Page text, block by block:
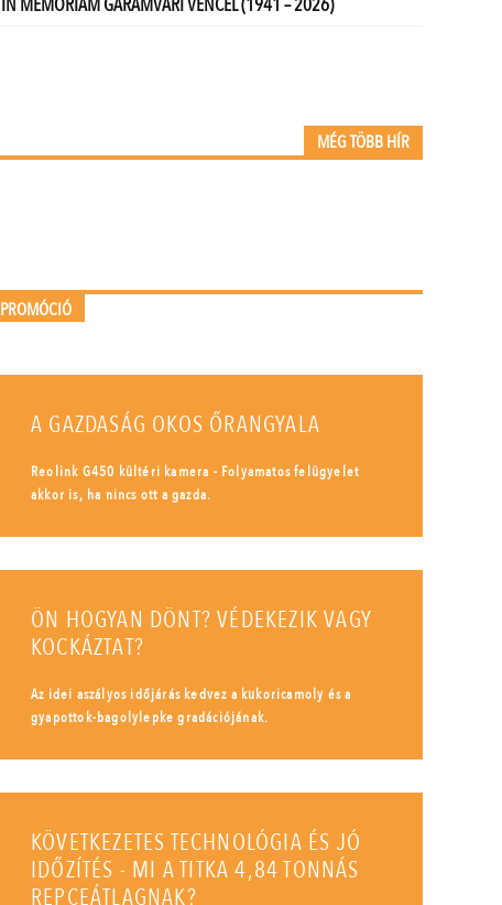
MÉG TÖBB HÍR
PROMÓCIÓ
A GAZDASÁG OKOS ŐRANGYALA
Reolink G450 kültéri kamera - Folyamatos felügyelet
akkor is, ha nincs ott a gazda.
ÖN HOGYAN DÖNT? VÉDEKEZIK VAGY
KOCKÁZTAT?
Az idei aszályos időjárás kedvez a kukoricamoly és a
gyapottok-bagolylepke gradációjának.
KÖVETKEZETES TECHNOLÓGIA ÉS JÓ
IDŐZÍTÉS - MI A TITKA 4,84 TONNÁS
REPCEÁTLAGNAK?